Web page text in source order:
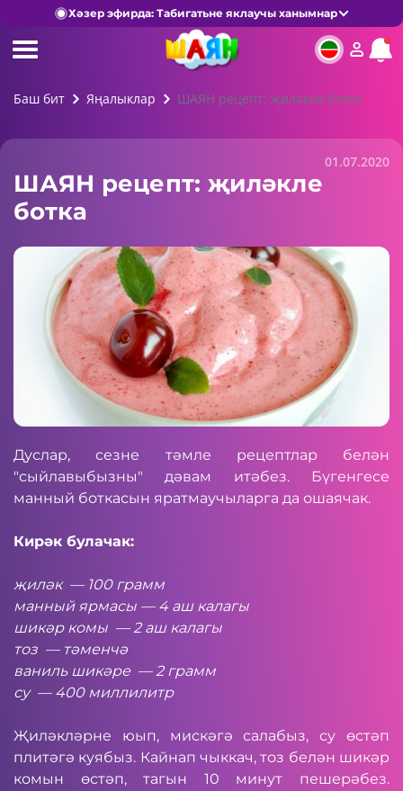
Хәзер эфирда: Табигатьне яклаучы ханымнар
Баш бит Яңалыклар ШАЯН рецепт: җиләкле ботка
01.07.2020
ШАЯН рецепт: җиләкле
ботка
Дуслар, сезне тәмле рецептлар белән
"сыйлавыбызны" дәвам итәбез. Бүгенгесе
манный боткасын яратмаучыларга да ошаячак.
Кирәк булачак:
җиләк— 100 грамм
манный ярмасы — 4 аш калагы
шикәр комы — 2 аш калагы
тоз — тәменчә
ванильшикәре— 2 грамм
су— 400 миллилитр
Җиләкләрне юып, мискәгә салабыз, су өстәп
плитәгә куябыз. Кайнап чыккач, тоз белән шикәр
комын өстәп, тагын 10 минут пешерәбез.